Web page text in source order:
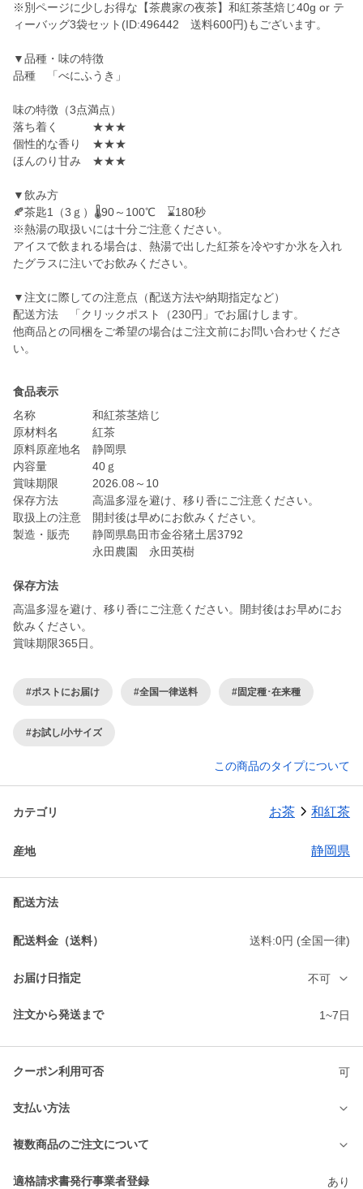
※別ページに少しお得な【茶農家の夜茶】和紅茶茎焙じ40g or テ
ィーバッグ3袋セット(ID:496442 送料600円)もございます。
▼品種・味の特徴
品種 「べにふうき」
味の特徴（3点満点）
落ち着く ★★★
個性的な香り ★★★
ほんのり甘み ★★★
▼飲み方
🍂茶匙1（3ｇ）🌡90～100℃ ⌛180秒
※熱湯の取扱いには十分ご注意ください。
アイスで飲まれる場合は、熱湯で出した紅茶を冷やすか氷を入れ
たグラスに注いでお飲みください。
▼注文に際しての注意点（配送方法や納期指定など）
配送方法 「クリックポスト（230円」でお届けします。
他商品との同梱をご希望の場合はご注文前にお問い合わせくださ
い。
食品表示
名称 和紅茶茎焙じ
原材料名 紅茶
原料原産地名 静岡県
内容量 40ｇ
賞味期限 2026.08～10
保存方法 高温多湿を避け、移り香にご注意ください。
取扱上の注意 開封後は早めにお飲みください。
製造・販売 静岡県島田市金谷猪土居3792
永田農園 永田英樹
保存方法
高温多湿を避け、移り香にご注意ください。開封後はお早めにお
飲みください。
賞味期限365日。
#ポストにお届け #全国一律送料 #固定種･在来種
#お試し/小サイズ
この商品のタイプについて
カテゴリ お茶 和紅茶
産地 静岡県
配送方法
配送料金（送料） 送料:0円 (全国一律)
お届け日指定 不可
注文から発送まで 1~7日
クーポン利用可否 可
支払い方法
複数商品のご注文について
適格請求書発行事業者登録 あり